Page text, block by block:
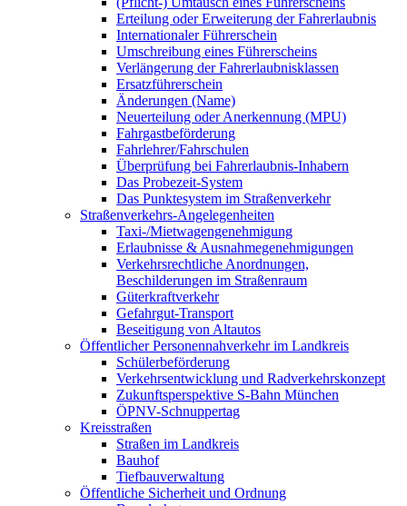
Erteilung oder Erweiterung der Fahrerlaubnis
Internationaler Führerschein
Umschreibung eines Führerscheins
Verlängerung der Fahrerlaubnisklassen
Ersatzführerschein
Änderungen (Name)
Neuerteilung oder Anerkennung (MPU)
Fahrgastbeförderung
Fahrlehrer/Fahrschulen
Überprüfung bei Fahrerlaubnis-Inhabern
Das Probezeit-System
Das Punktesystem im Straßenverkehr
Straßenverkehrs-Angelegenheiten
Taxi-/Mietwagengenehmigung
Erlaubnisse & Ausnahmegenehmigungen
Verkehrsrechtliche Anordnungen,
Beschilderungen im Straßenraum
Güterkraftverkehr
Gefahrgut-Transport
Beseitigung von Altautos
Öffentlicher Personennahverkehr im Landkreis
Schülerbeförderung
Verkehrsentwicklung und Radverkehrskonzept
Zukunftsperspektive S-Bahn München
ÖPNV-Schnuppertag
Kreisstraßen
Straßen im Landkreis
Bauhof
Tiefbauverwaltung
Öffentliche Sicherheit und Ordnung